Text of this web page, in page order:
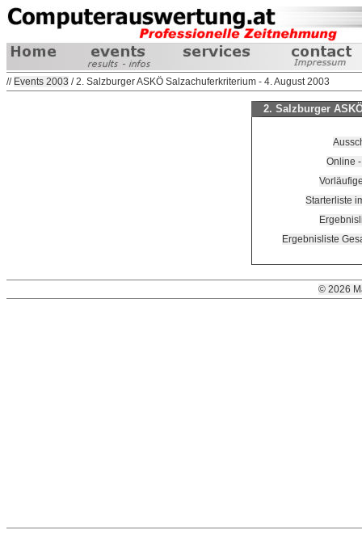
// Events 2003 / 2. Salzburger ASKÖ Salzachuferkriterium - 4. August 2003
2. Salzburger
Online
Starterliste
Ergebnisliste
© 2026